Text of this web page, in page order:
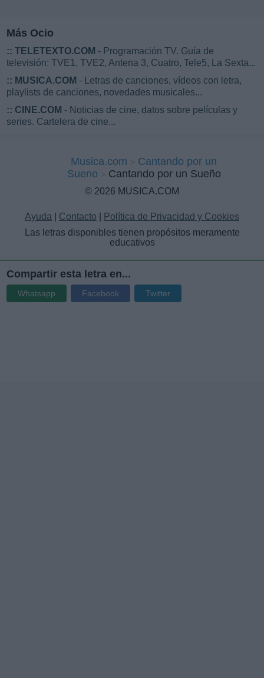
Más Ocio
:: TELETEXTO.COM - Programación TV. Guía de
televisión: TVE1, TVE2, Antena 3, Cuatro, Tele5, La Sexta...
:: MUSICA.COM - Letras de canciones, vídeos con letra,
playlists de canciones, novedades musicales...
:: CINE.COM - Noticias de cine, datos sobre películas y
series. Cartelera de cine...
Musica.com
Cantando por un
Sueno
Cantando por un Sueño
© 2026 MUSICA.COM
Ayuda Contacto
Política de Privacidad y Cookies
Las letras disponibles tienen propósitos meramente
educativos
Compartir esta letra en...
Whatsapp Facebook Twitter